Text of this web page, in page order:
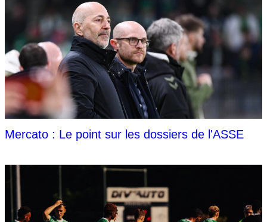
Mercato : Le point sur les dossiers de l'ASSE